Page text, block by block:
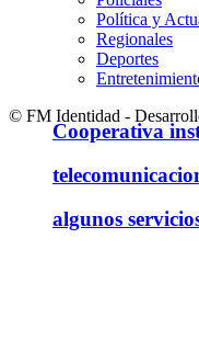
Cooperativa
algunos
Política y
Regionales
Deportes
© FM Identidad -